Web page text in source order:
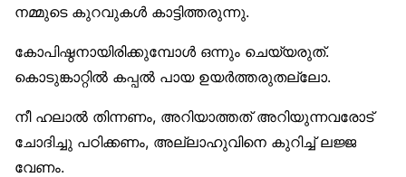
നമ്മുടെ കുറവുകൾ കാട്ടിത്തരുന്നു.
കോപിഷ്ഠനായിരിക്കുമ്പോൾ ഒന്നും ചെയ്യരുത്.
കൊടുങ്കാറ്റിൽ കപ്പൽ പായ ഉയർത്തരുതല്ലോ.
നീ ഹലാൽ തിന്നണം, അറിയാത്തത് അറിയുന്നവരോട്
ചോദിച്ചു പഠിക്കണം, അല്ലാഹുവിനെ കുറിച്ച് ലജ്ജ
വേണം.